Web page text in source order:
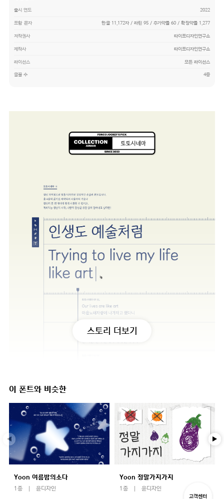
출시 연도 2022
포함 문자 한글 11,172자 / 라틴 95 / 추가약물 60 / 확장약물 1,277
저작권사 타이포디자인연구소
제작사 타이포디자인연구소
라이선스 모든 라이선스
글꼴 수 4종
스토리 더보기
이 폰트와 비슷한
Yoon 여름밤의소다
1종 윤디자인
Yoon 정말가지가지
1종 윤디자인
고객센터